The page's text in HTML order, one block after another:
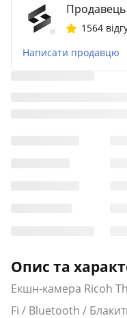
1564
Написати продавцю
Опис та
Екшн-камера Ricoh
Fi / Bluetooth /